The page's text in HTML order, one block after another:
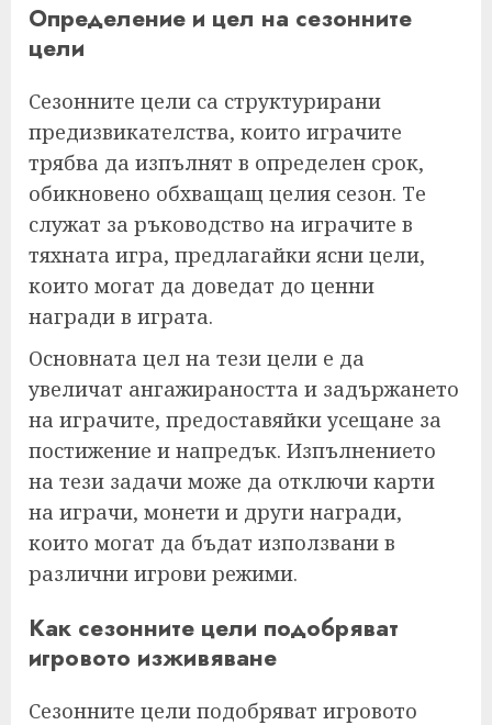
Определение и цел на сезонните
цели
Сезонните цели са структурирани
предизвикателства, които играчите
трябва да изпълнят в определен срок,
обикновено обхващащ целия сезон. Те
служат за ръководство на играчите в
тяхната игра, предлагайки ясни цели,
които могат да доведат до ценни
награди в играта.
Основната цел на тези цели е да
увеличат ангажираността и задържането
на играчите, предоставяйки усещане за
постижение и напредък. Изпълнението
на тези задачи може да отключи карти
на играчи, монети и други награди,
които могат да бъдат използвани в
различни игрови режими.
Как сезонните цели подобряват
игровото изживяване
Сезонните цели подобряват игровото